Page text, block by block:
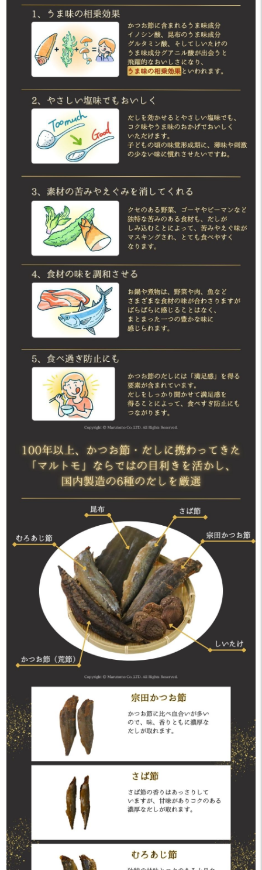
ます🥀
・
皆様が感じたこと等、是非
コメントしてください🍀
𓌉𓇋••┈┈┈┈••𓌉𓇋••┈┈┈┈••𓌉
𓇋••┈┈┈┈••𓌉𓇋
PR prebushi_marutomo よ
り商品提供
#マルトモ #和食の力だしパ
ック #衣笠丼 #茶碗蒸し #美
味しいお出汁 #おだし #今日
の晩御飯 #京都名物
#marutomo_fan